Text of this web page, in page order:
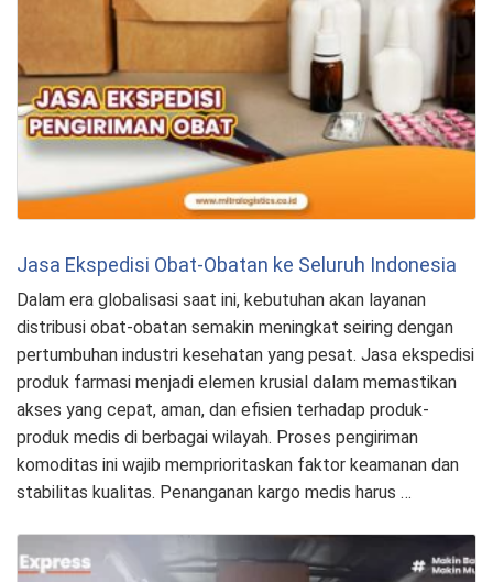
Jasa Ekspedisi Obat-Obatan ke Seluruh Indonesia
Dalam era globalisasi saat ini, kebutuhan akan layanan
distribusi obat-obatan semakin meningkat seiring dengan
pertumbuhan industri kesehatan yang pesat. Jasa ekspedisi
produk farmasi menjadi elemen krusial dalam memastikan
akses yang cepat, aman, dan efisien terhadap produk-
produk medis di berbagai wilayah. Proses pengiriman
komoditas ini wajib memprioritaskan faktor keamanan dan
stabilitas kualitas. Penanganan kargo medis harus …